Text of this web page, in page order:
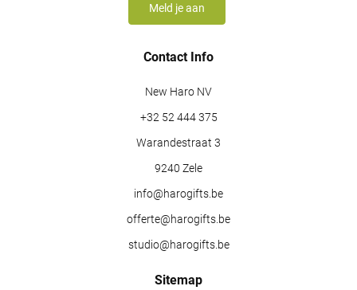
Contact Info
New Haro NV
+32 52 444 375
Warandestraat 3
9240 Zele
info@harogifts.be
offerte@harogifts.be
studio@harogifts.be
Sitemap